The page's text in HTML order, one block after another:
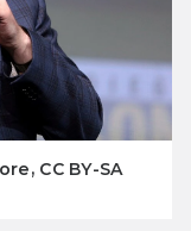
CC BY-SA